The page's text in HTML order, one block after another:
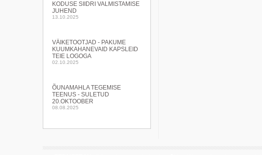
KODUSE SIIDRI VALMISTAMISE
JUHEND
13.10.2025
VÄIKETOOTJAD - PAKUME
KUUMKAHANEVAID KAPSLEID
TEIE LOGOGA
02.10.2025
ÕUNAMAHLA TEGEMISE
TEENUS - SULETUD
20.OKTOOBER
08.08.2025